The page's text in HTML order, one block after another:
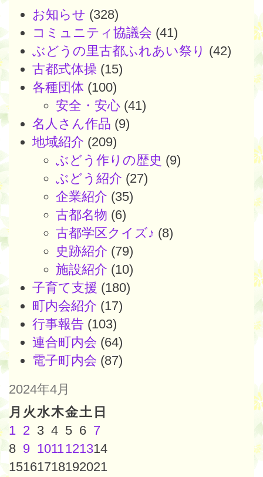
お知らせ (328)
コミュニティ協議会 (41)
ぶどうの里古都ふれあい祭り (42)
古都式体操 (15)
各種団体 (100)
安全・安心 (41)
名人さん作品 (9)
地域紹介 (209)
ぶどう作りの歴史 (9)
ぶどう紹介 (27)
企業紹介 (35)
古都名物 (6)
古都学区クイズ♪ (8)
史跡紹介 (79)
施設紹介 (10)
子育て支援 (180)
町内会紹介 (17)
行事報告 (103)
連合町内会 (64)
電子町内会 (87)
2024年4月
月 火水木金土 日
1 2 3 4 5 6 7
8 9 1011121314
15161718192021